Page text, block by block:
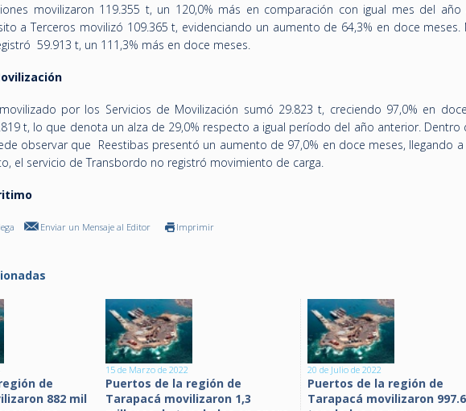
movilizaron 119.355 t, un 120,0% más en comparación con igual mes del año
a Terceros movilizó 109.365 t, evidenciando un aumento de 64,3% en doce meses.
59.913 t, un 111,3% más en doce meses.
por los Servicios de Movilización sumó 29.823 t, creciendo 97,0% en
t, lo que denota un alza de 29,0% respecto a igual período del año anterior. Dentro
observar que Reestibas presentó un aumento de 97,0% en doce meses, llegando
el servicio de Transbordo no registró movimiento de carga.
Enviar un Mensaje al Editor Imprimir
de
882 mil
15 de Marzo de 2022
Puertos de la región de
Tarapacá movilizaron 1,3
20 de Julio de 2022
Puertos de la región de
Tarapacá movilizaron